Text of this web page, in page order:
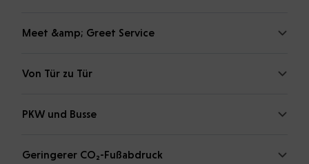
Meet &amp; Greet Service
Von Tür zu Tür
PKW und Busse
Geringerer CO₂-Fußabdruck